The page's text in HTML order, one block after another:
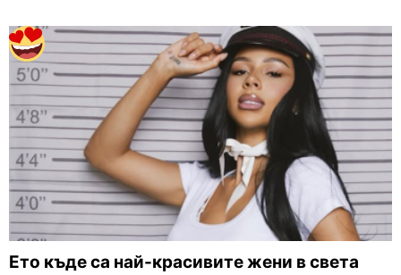
Eто къде са най-красивите жени в света